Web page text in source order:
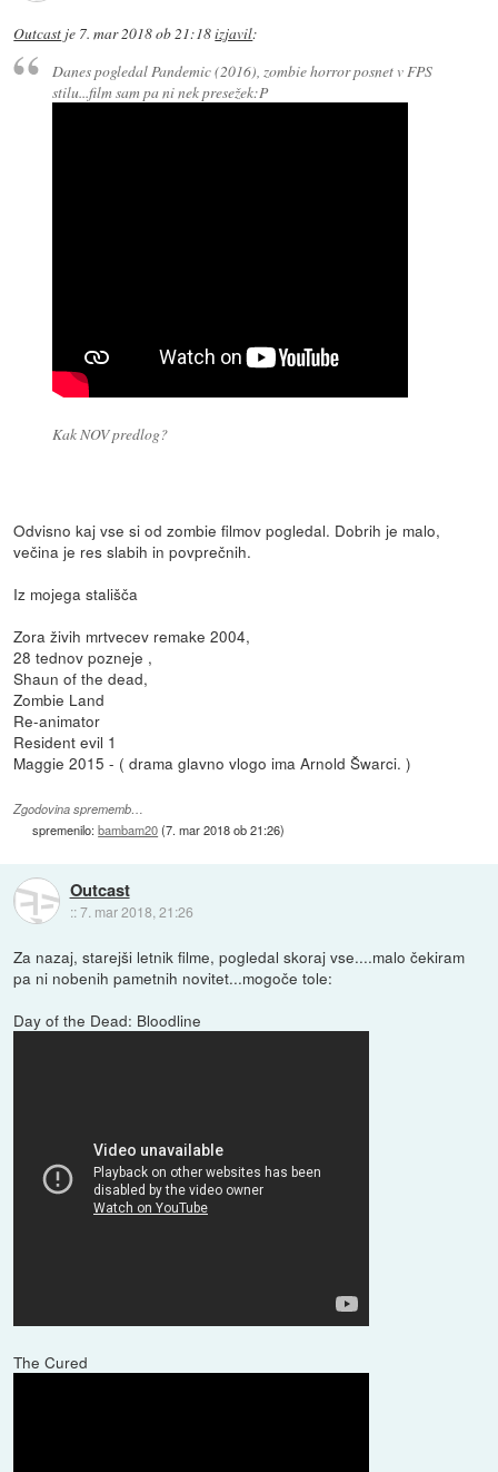
Outcast je 7. mar 2018 ob 21:18izjavil:
Danes pogledal Pandemic (2016), zombie horror posnet v FPS
stilu...film sam pa ni nek presežek:P
Kak NOV predlog?
Odvisno kaj vse si od zombie filmov pogledal. Dobrih je malo,
večina je res slabih in povprečnih.
Iz mojega stališča
Zora živih mrtvecev remake 2004,
28 tednov pozneje ,
Shaun of the dead,
Zombie Land
Re-animator
Resident evil 1
Maggie 2015 - ( drama glavno vlogo ima Arnold Šwarci. )
Zgodovina sprememb…
spremenilo:bambam20(7. mar 2018 ob 21:26)
Outcast
::7. mar 2018, 21:26
Za nazaj, starejši letnik filme, pogledal skoraj vse....malo čekiram
pa ni nobenih pametnih novitet...mogoče tole:
Day of the Dead: Bloodline
The Cured